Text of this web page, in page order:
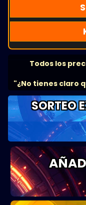
Todos los
"¿No tienes claro
SORTEO